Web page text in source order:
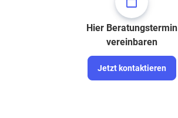
Hier Beratungstermin
vereinbaren
Jetzt kontaktieren